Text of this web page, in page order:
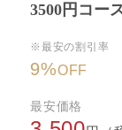
3500円コー
※最安の割引率
9%OFF
最安価格